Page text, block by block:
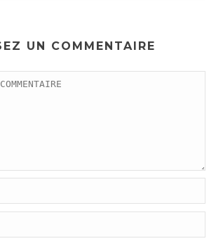
UN COMMENTAIRE